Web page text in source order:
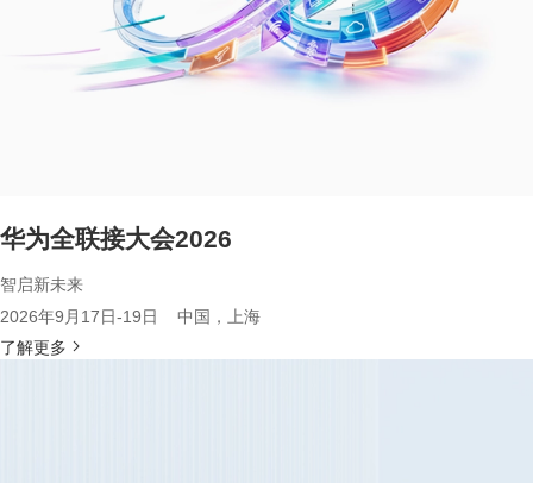
华为全联接大会2026
智启新未来
2026年9月17日-19日 中国，上海
了解更多